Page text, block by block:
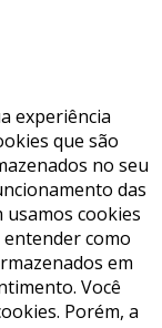
experiência
que são
no seu
das
usamos cookies
como
em
Você
Porém, a